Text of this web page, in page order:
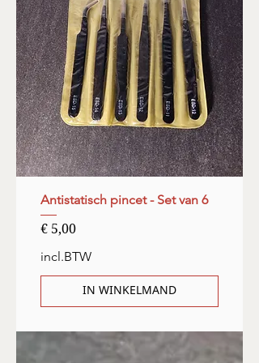
Antistatisch pincet - Set van 6
Prijs
€ 5,00
incl.BTW
IN WINKELMAND